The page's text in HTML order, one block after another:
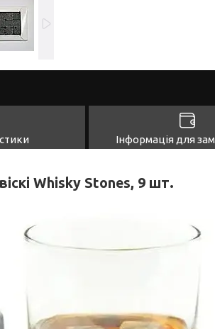
Інформація для
Whisky Stones, 9 шт.